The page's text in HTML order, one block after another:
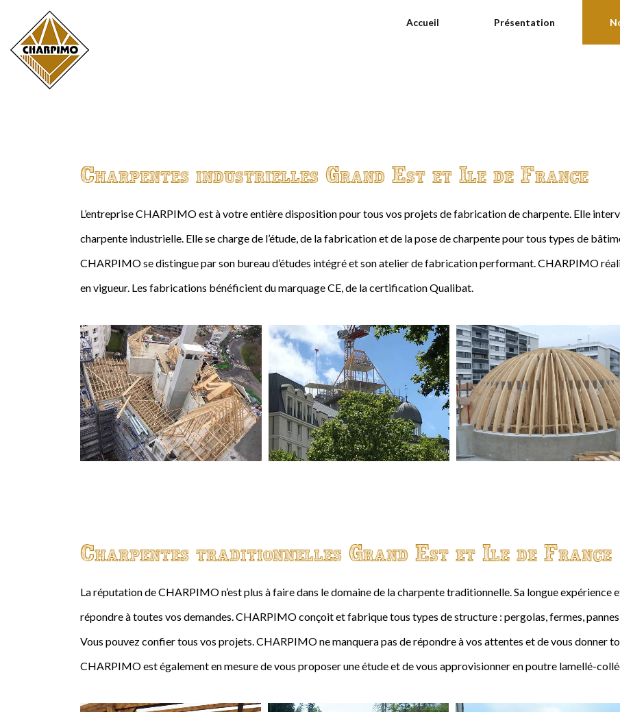
Accueil Présentation
Charpentes industrielles Grand Est et Ile de France
L’entreprise CHARPIMO est à votre entière disposition pour tous vos projets de fabrication de charpente. Elle
charpente industrielle. Elle se charge de l’étude, de la fabrication et de la pose de charpente pour tous types de
CHARPIMO se distingue par son bureau d’études intégré et son atelier de fabrication performant. CHARPIMO
en vigueur. Les fabrications bénéficient du marquage CE, de la certification Qualibat.
Charpentes traditionnelles Grand Est et Ile de France
La réputation de CHARPIMO n’est plus à faire dans le domaine de la charpente traditionnelle. Sa longue
répondre à toutes vos demandes. CHARPIMO conçoit et fabrique tous types de structure : pergolas, fermes,
Vous pouvez confier tous vos projets. CHARPIMO ne manquera pas de répondre à vos attentes et de vous donner
CHARPIMO est également en mesure de vous proposer une étude et de vous approvisionner en poutre lamellé-